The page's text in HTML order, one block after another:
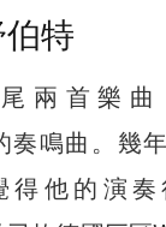
特
兩首樂
奏鳴曲。幾
得他的演奏